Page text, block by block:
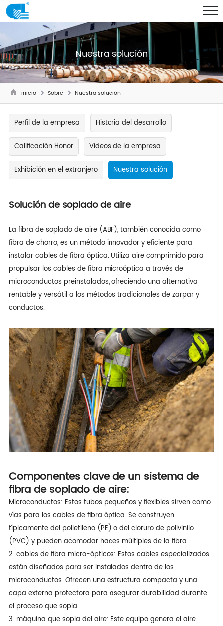
Nuestra solución
inicio Sobre Nuestra solución
Perfil de la empresa Historia del desarrollo
Calificación Honor Videos de la empresa
Exhibición en el extranjero Nuestra solución
Solución de soplado de aire
La fibra de soplado de aire (ABF), también conocida como
fibra de chorro, es un método innovador y eficiente para
instalar cables de fibra óptica. Utiliza aire comprimido para
propulsar los cables de fibra microóptica a través de
microconductos preinstalados, ofreciendo una alternativa
rentable y versátil a los métodos tradicionales de zarpar y
conductos.
Componentes clave de un sistema de
fibra de soplado de aire:
Microconductos: Estos tubos pequeños y flexibles sirven como
vías para los cables de fibra óptica. Se construyen
típicamente del polietileno (PE) o del cloruro de polivinilo
(PVC) y pueden acomodar haces múltiples de la fibra.
2. cables de fibra micro-ópticos: Estos cables especializados
están diseñados para ser instalados dentro de los
microconductos. Ofrecen una estructura compacta y una
capa externa protectora para asegurar durabilidad durante
el proceso que sopla.
3. máquina que sopla del aire: Este equipo genera el aire